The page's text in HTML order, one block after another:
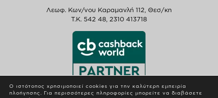
Λεωφ. Κων/νου Καραμανλή 112, Θεσ/κη
T.K. 542 48, 2310 413718
Ο ιστότοπος χρησιμοποιεί cookies για την καλύτερη εμπειρία
πλοήγησης. Για περισσότερες πληροφορίες μπορείτε να διαβάσετε